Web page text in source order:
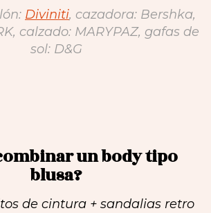
Diviniti, cazadora: Bershka,
calzado: MARYPAZ, gafas de
sol: D&G
un body tipo
blusa?
de cintura + sandalias retro